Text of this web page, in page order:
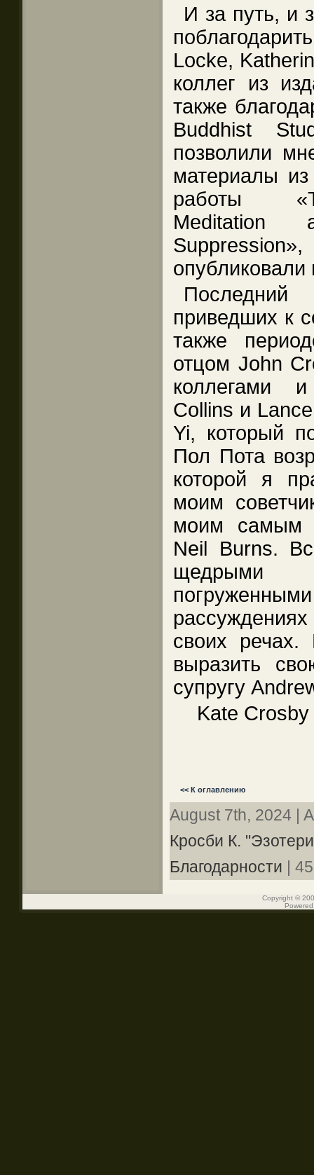
И за путь, и
Locke,
коллег из
также
Buddhist
позволили
материалы
работы
Meditation
опубликовали
Последний
приведших к
также
отцом John
коллегами
Collins и
Yi, который
Пол Пота
которой я
моим
моим самым
Neil Burns.
щедрыми
своих
выразить
супругу
Kate
<< К оглавлению
August 7th, 2024 |
Кросби К.
Благодарности |
Copyright ©